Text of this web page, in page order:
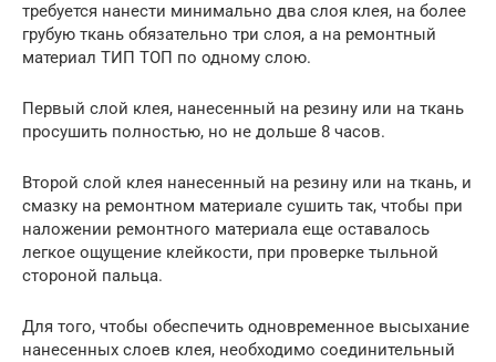
требуется нанести минимально два слоя клея, на более
грубую ткань обязательно три слоя, а на ремонтный
материал ТИП ТОП по одному слою.
Первый слой клея, нанесенный на резину или на ткань
просушить полностью, но не дольше 8 часов.
Второй слой клея нанесенный на резину или на ткань, и
смазку на ремонтном материале сушить так, чтобы при
наложении ремонтного материала еще оставалось
легкое ощущение клейкости, при проверке тыльной
стороной пальца.
Для того, чтобы обеспечить одновременное высыхание
нанесенных слоев клея, необходимо соединительный